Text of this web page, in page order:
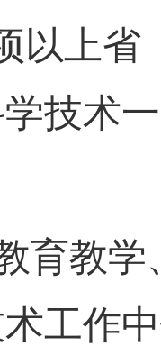
以上省
学技术
育教
工作